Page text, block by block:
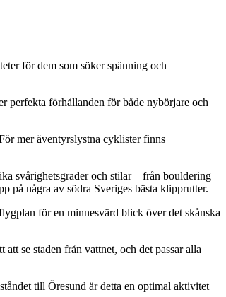
för dem som söker spänning och
perfekta förhållanden för både nybörjare och
mer äventyrslystna cyklister finns
svårighetsgrader och stilar – från bouldering
på några av södra Sveriges bästa klipprutter.
för en minnesvärd blick över det skånska
se staden från vattnet, och det passar alla
till Öresund är detta en optimal aktivitet